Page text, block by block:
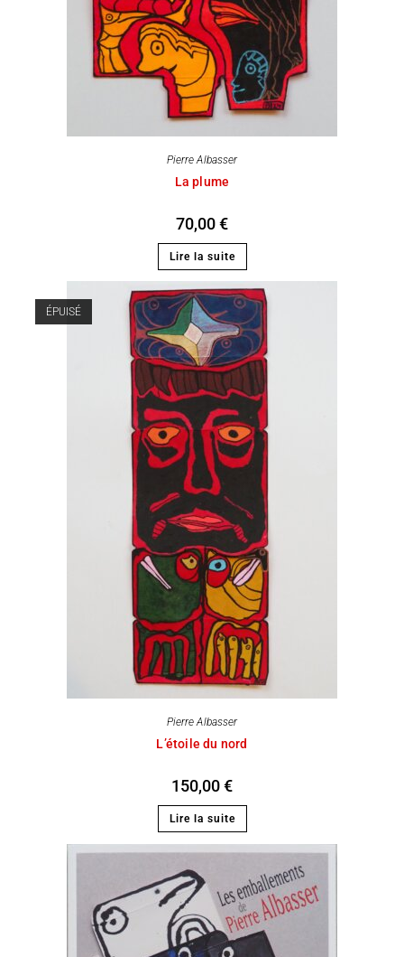
Pierre Albasser
La plume
70,00€
Lire la suite
ÉPUISÉ
Pierre Albasser
L’étoile du nord
150,00€
Lire la suite